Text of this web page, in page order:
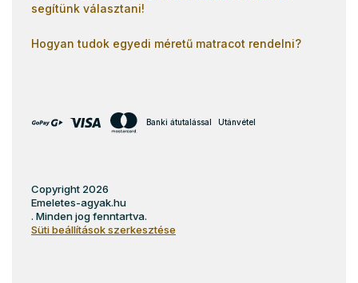
segítünk választani!
Hogyan tudok egyedi méretű matracot rendelni?
Banki átutalással Utánvétel
Copyright 2026
Emeletes-agyak.hu
. Minden jog fenntartva.
Süti beállítások szerkesztése